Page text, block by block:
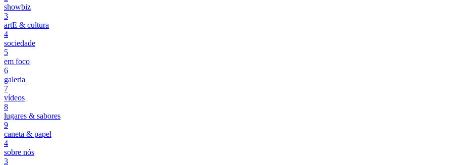
showbiz
3
artE & cultura
4
sociedade
5
em foco
6
galeria
7
vídeos
8
lugares & sabores
9
caneta & papel
4
sobre nós
3